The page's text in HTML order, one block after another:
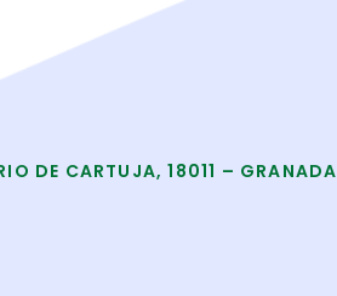
DE CARTUJA, 18011 – GRANADA